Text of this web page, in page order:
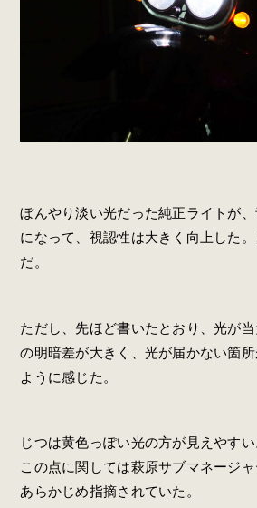
ぼんやり淡い光だった純正ライトが
になって、視認性は大きく向上した
だ。
ただし、先ほど書いたとおり、光が
の明暗差が大きく、光が届かない箇
ように感じた。
じつは黄色っぽい光の方が見えやすい
この点に関しては萩原サブマネージ
あらかじめ指摘されていた。